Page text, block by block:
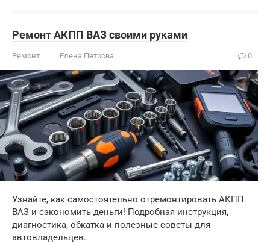
Ремонт АКПП ВАЗ своими руками
Ремонт Елена Петрова 0
Узнайте, как самостоятельно отремонтировать АКПП
ВАЗ и сэкономить деньги! Подробная инструкция,
диагностика, обкатка и полезные советы для
автовладельцев.